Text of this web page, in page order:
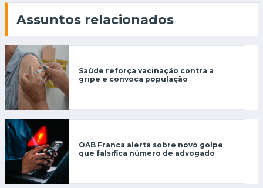
Assuntos relacionados
Saúde reforça vacinação contra a
gripe e convoca população
OAB Franca alerta sobre novo golpe
que falsifica número de advogado